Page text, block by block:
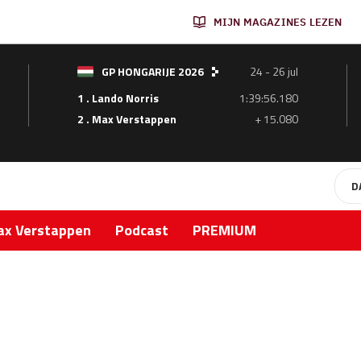
MIJN MAGAZINES LEZEN
GP HONGARIJE 2026
24 - 26 jul
1 . Lando Norris
1:39:56.180
2 . Max Verstappen
+ 15.080
Verstappen Podcast PREMIUM